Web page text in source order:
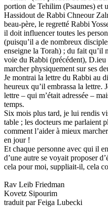
portion de Tehilim (Psaumes) et
Hassidout de Rabbi Chneour
beau-père, le regretté Rabbi
il doit influencer toutes les
(puisqu’il a de nombreux
enseigne la Torah) ; du fait qu’il
voie du Rabbi (précédent),
marcher physiquement sur ses
Je montrai la lettre du Rabbi au
heureux qu’il embrassa la lettre.
lettre – qui m’était adressée –
temps.
Six mois plus tard, je lui rendis
table ; les docteurs me parlaient
comment l’aider à mieux
en jour !
Et chaque personne avec qui il
d’une autre se voyait proposer
cela pour moi, suppliait-il, cela
Rav Leib Friedman
Kovetz Sipourim
traduit par Feiga Lubecki